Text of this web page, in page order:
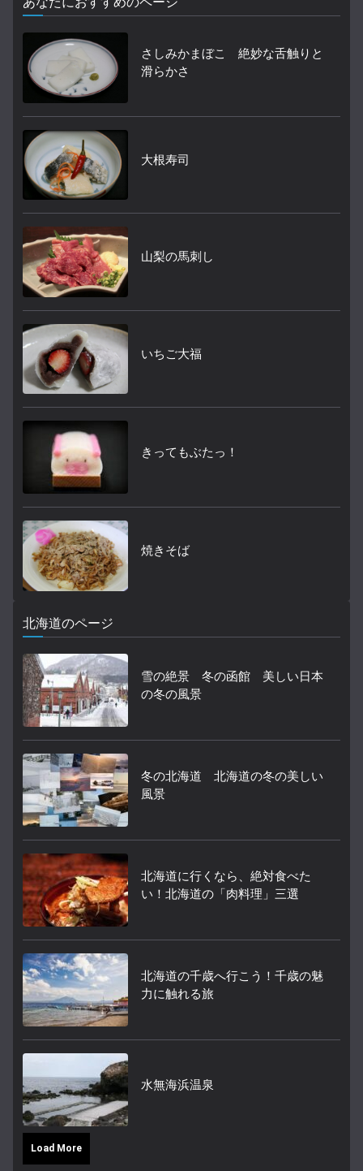
さしみかまぼこ 絶妙な舌触りと
滑らかさ
大根寿司
山梨の馬刺し
いちご大福
きってもぶたっ！
焼きそば
北海道のページ
雪の絶景 冬の函館 美しい日本
の冬の風景
冬の北海道 北海道の冬の美しい
風景
北海道に行くなら、絶対食べた
い！北海道の「肉料理」三選
北海道の千歳へ行こう！千歳の魅
力に触れる旅
水無海浜温泉
Load More